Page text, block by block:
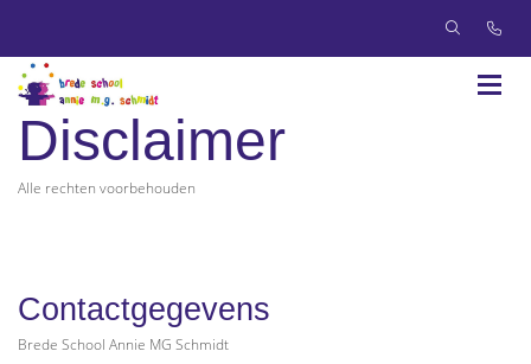
Disclaimer
Alle rechten voorbehouden
Contactgegevens
Brede School Annie MG Schmidt